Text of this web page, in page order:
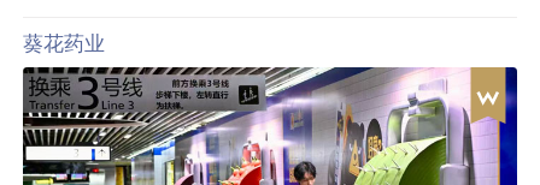
葵花药业